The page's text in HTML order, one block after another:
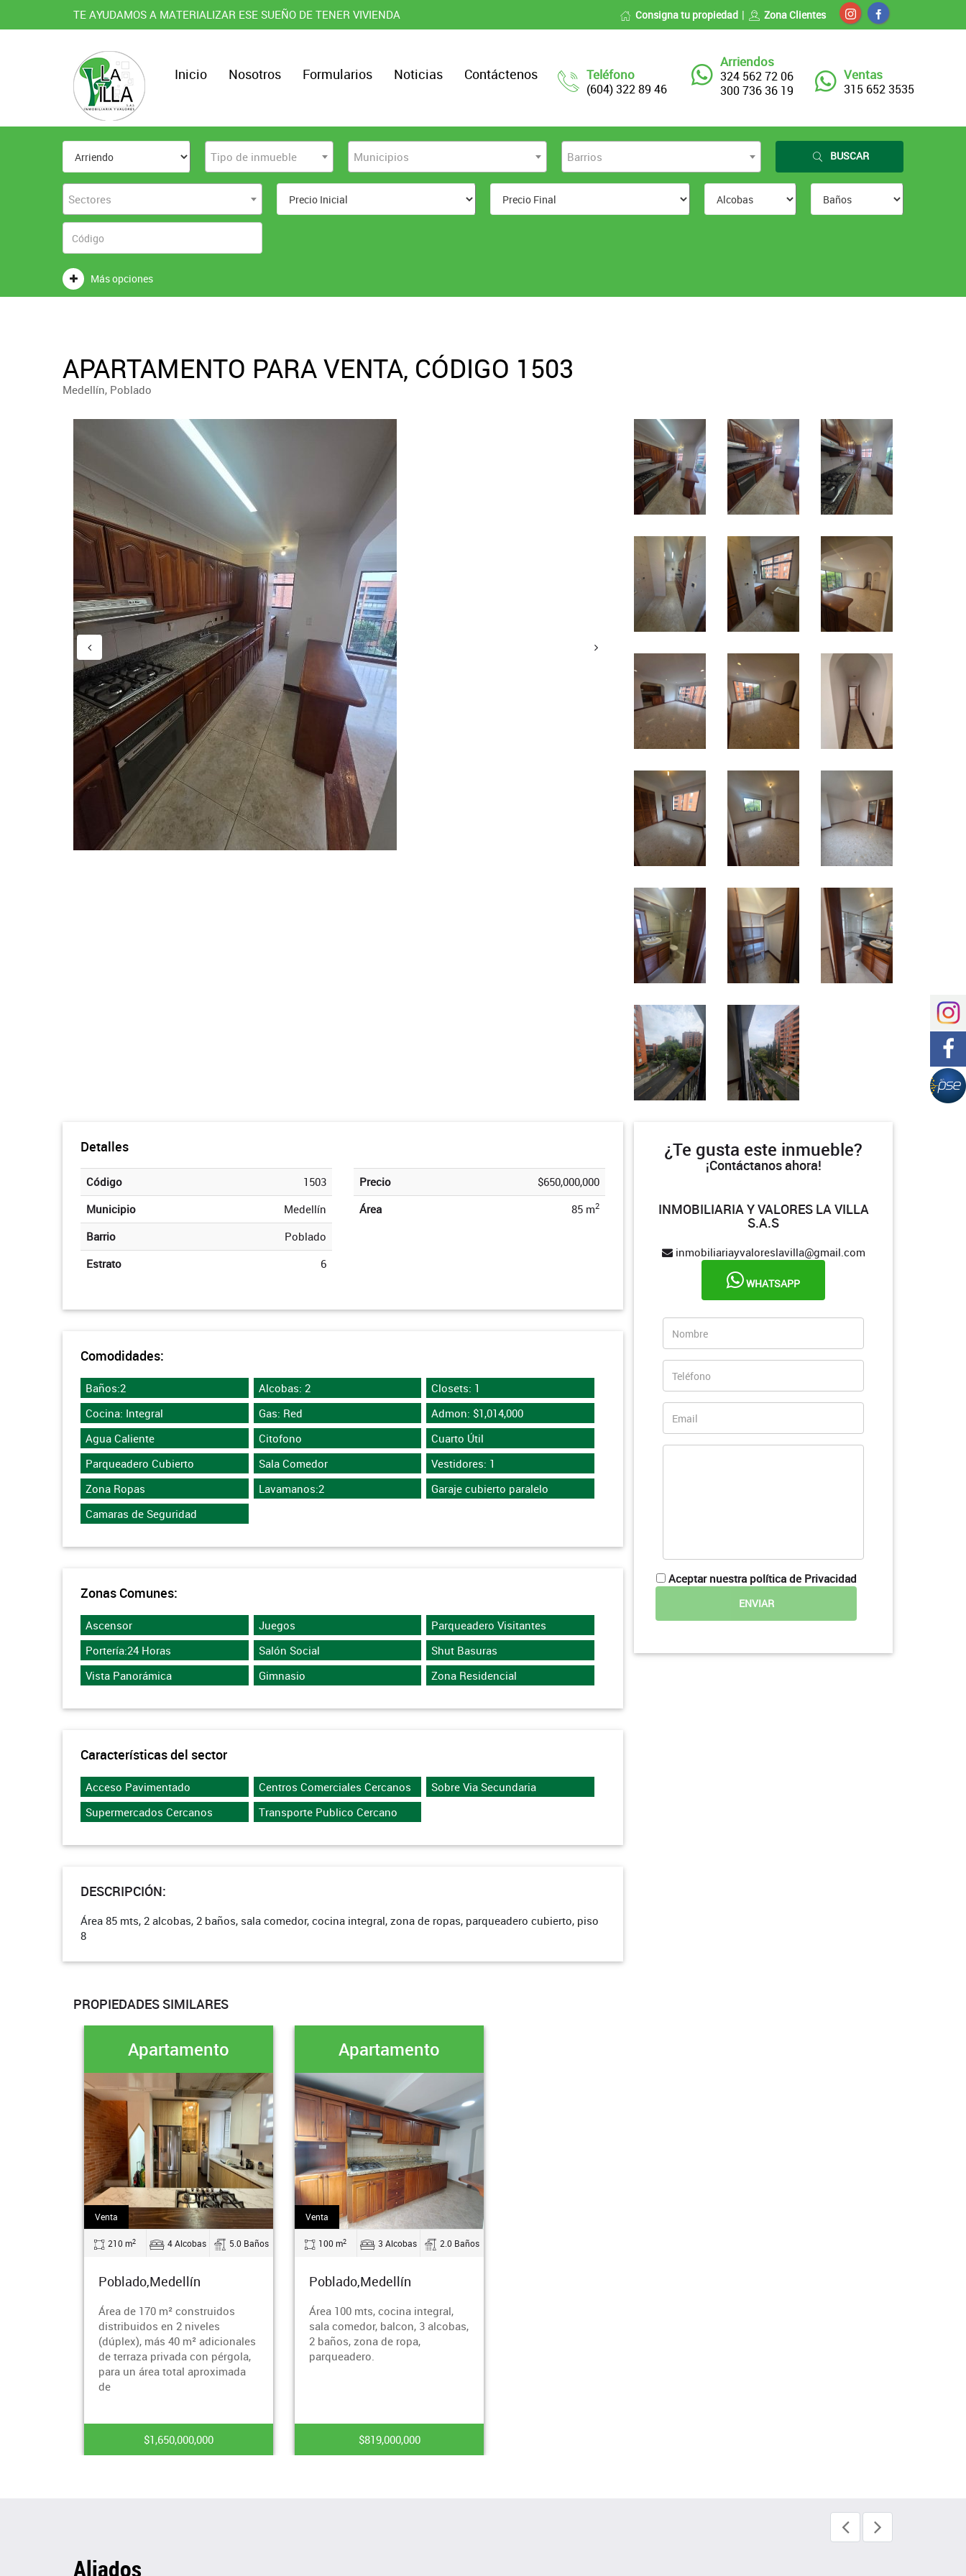
TE AYUDAMOS A MATERIALIZAR ESE SUEÑO DE TENER VIVIENDA Consigna tu propiedad Zona Clientes
Teléfono
(604) 322 89 46
Arriendos
324 562 72 06
300 736 36 19
Ventas
315 652 3535
Inicio Nosotros Formularios Noticias Contáctenos
Tipo de inmueble Municipios Barrios BUSCAR
Sectores
Más opciones
APARTAMENTO PARA VENTA, CÓDIGO 1503
Medellín, Poblado
Detalles
Código
1503
Municipio
Medellín
Barrio
Poblado
Estrato
6
Precio
$650,000,000
Área
85 m2
Comodidades:
Baños:2 Alcobas: 2
Closets: 1
Cocina: Integral
Gas: Red
Admon: $1,014,000
Agua Caliente
Citofono
Cuarto Útil
Parqueadero Cubierto
Sala Comedor
Vestidores: 1
Zona Ropas
Lavamanos:2
Garaje cubierto paralelo
Camaras de Seguridad
Zonas Comunes:
Ascensor Juegos
Parqueadero Visitantes
Portería:24 Horas
Salón Social
Shut Basuras
Vista Panorámica
Gimnasio Zona Residencial
Características del sector
Acceso Pavimentado Centros Comerciales Cercanos
Sobre Via Secundaria
Supermercados Cercanos
Transporte Publico Cercano
DESCRIPCIÓN:
Área 85 mts, 2 alcobas, 2 baños, sala comedor, cocina integral, zona de ropas, parqueadero cubierto, piso
8
¿Te gusta este inmueble?
¡Contáctanos ahora!
INMOBILIARIA Y VALORES LA VILLA
S.A.S
inmobiliariayvaloreslavilla@gmail.com
WHATSAPP
Aceptar nuestra política de Privacidad
PROPIEDADES SIMILARES
Apartamento
Venta
210 m2 4 Alcobas 5.0 Baños
Poblado,Medellín
Área de 170 m² construidos
distribuidos en 2 niveles
(dúplex), más 40 m² adicionales
de terraza privada con pérgola,
para un área total aproximada
de
$1,650,000,000
Apartamento
Venta
100 m2 3 Alcobas 2.0 Baños
Poblado,Medellín
Área 100 mts, cocina integral,
sala comedor, balcon, 3 alcobas,
2 baños, zona de ropa,
parqueadero.
$819,000,000
Aliados